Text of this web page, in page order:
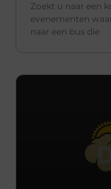
Zoekt u naar een
evenementen
naar een bus die